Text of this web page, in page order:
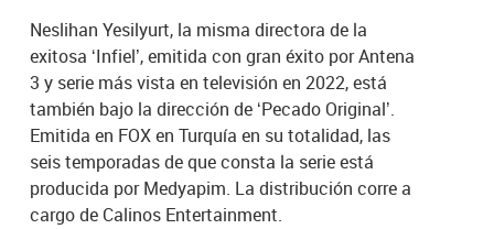
Neslihan Yesilyurt, la misma directora de la
exitosa ‘Infiel’, emitida con gran éxito por Antena
3 y serie más vista en televisión en 2022, está
también bajo la dirección de ‘Pecado Original’.
Emitida en FOX en Turquía en su totalidad, las
seis temporadas de que consta la serie está
producida por Medyapim. La distribución corre a
cargo de Calinos Entertainment.